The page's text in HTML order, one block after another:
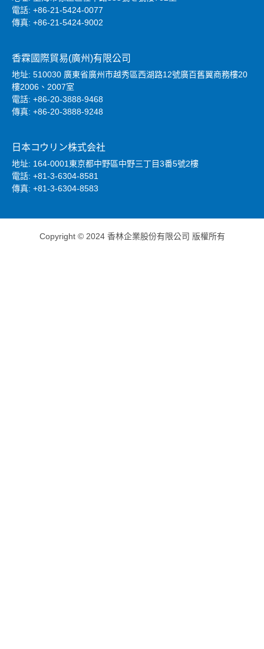
電話: +86-21-5424-0077
傳真: +86-21-5424-9002
香霖國際貿易(廣州)有限公司
地址: 510030 廣東省廣州市越秀區西湖路12號廣百舊翼商務樓20
樓2006、2007室
電話: +86-20-3888-9468
傳真: +86-20-3888-9248
日本コウリン株式会社
地址: 164-0001東京都中野區中野三丁目3番5號2樓
電話: +81-3-6304-8581
傳真: +81-3-6304-8583
Copyright © 2024 香林企業股份有限公司 版權所有